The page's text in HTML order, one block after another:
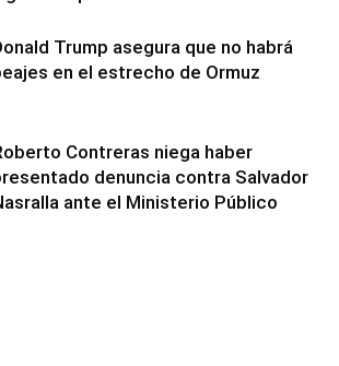
Trump asegura que no habrá
en el estrecho de Ormuz
Contreras niega haber
denuncia contra Salvador
ante el Ministerio Público